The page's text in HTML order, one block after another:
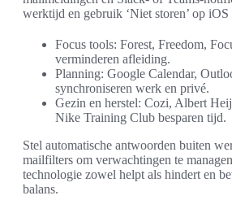
werktijd en gebruik ‘Niet storen’ op
Focus tools: Forest, Freedom,
verminderen afleiding.
Planning: Google Calendar,
synchroniseren werk en privé.
Gezin en herstel: Cozi, Albert
Nike Training Club besparen tijd.
Stel automatische antwoorden buiten
mailfilters om verwachtingen te
technologie zowel helpt als hindert en
balans.